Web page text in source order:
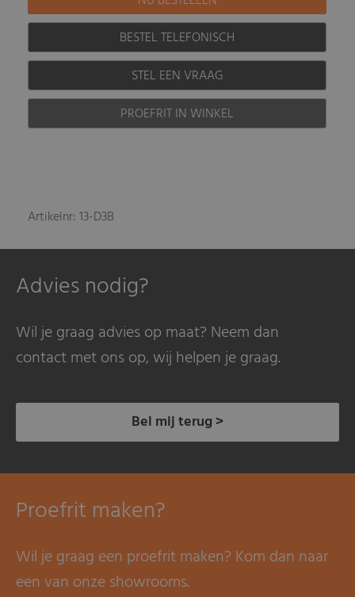
BESTEL TELEFONISCH
STEL EEN VRAAG
PROEFRIT IN WINKEL
Artikelnr: 13-D3B
Advies nodig?
Wil je graag advies op maat? Neem dan
contact met ons op, wij helpen je graag.
Bel mij terug >
Proefrit maken?
Wil je graag een proefrit maken? Kom dan naar
een van onze showrooms.